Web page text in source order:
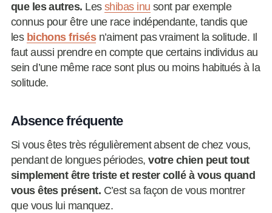
que les autres. Les shibas inu sont par exemple
connus pour être une race indépendante, tandis que
les bichons frisésn’aiment pas vraiment la solitude. Il
faut aussi prendre en compte que certains individus au
sein d’une même race sont plus ou moins habitués à la
solitude.
Absence fréquente
Si vous êtes très régulièrement absent de chez vous,
pendant de longues périodes,votre chien peut tout
simplement être triste et rester collé à vous quand
vous êtes présent. C’est sa façon de vous montrer
que vous lui manquez.